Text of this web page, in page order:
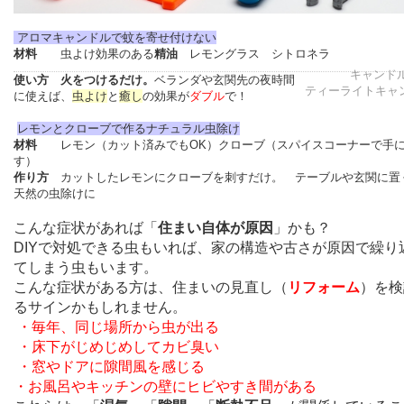
アロマキャンドルで蚊を寄せ付けない
材料 虫よけ効果のある精油 レモングラス シトロネラ
キャンドル
ティーライトキャ
使い方 火をつけるだけ。 ベランダや玄関先の夜時間
に使えば、 虫よけ と 癒しの効果がダブルで！
レモンとクローブで作るナチュラル虫除け
材料
レモン（カット済みでもOK） クローブ（スパイスコーナーで手
す）
作り方 カットしたレモンにクローブを刺すだけ。 テーブルや玄関に置
天然の虫除けに
こんな症状があれば「 住まい自体が原因 」かも？
DIYで対処できる虫もいれば、家の構造や古さが原因で繰り
てしまう虫もいます。
こんな症状がある方は、住まいの見直し（ リフォーム）を
るサインかもしれません。
・毎年、同じ場所から虫が出る
・床下がじめじめしてカビ臭い
・窓やドアに隙間風を感じる
・お風呂やキッチンの壁にヒビやすき間がある